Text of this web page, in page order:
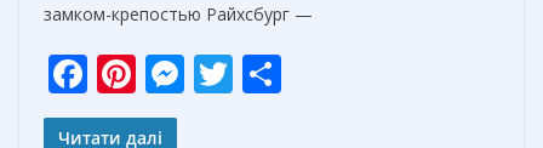
замком-крепостью Райхсбург —
F
ac
Pi
nt
M T
Читати далі